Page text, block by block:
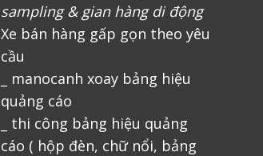
sampling & gian hàng di động
Xe bán hàng gấp gọn theo yêu
cầu
_ manocanh xoay bảng hiệu
quảng cáo
_ thi công bảng hiệu quảng
cáo ( hộp đèn, chữ nổi, bảng